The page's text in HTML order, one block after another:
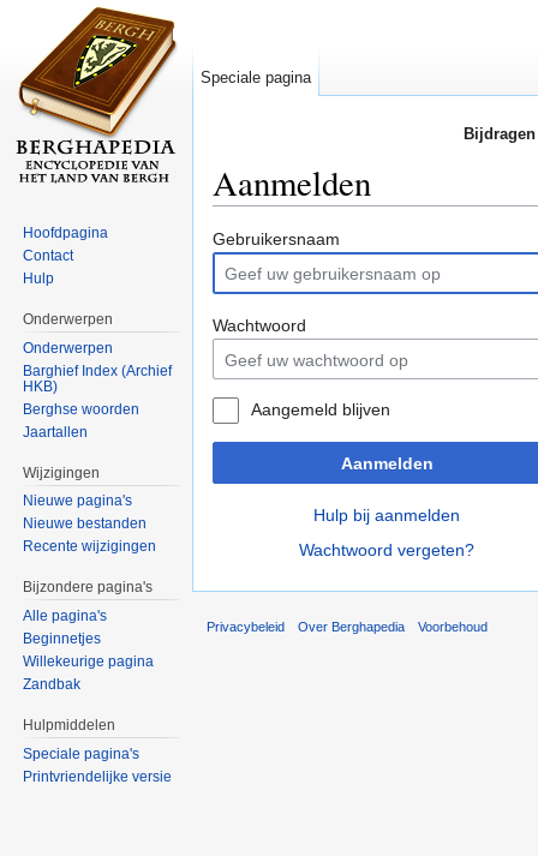
Aanmelden
Gebruikersnaam
Wachtwoord
Aangemeld blijven
Aanmelden
Hulp bij aanmelden
Wachtwoord vergeten?
Speciale pagina
Hoofdpagina
Contact
Hulp
Onderwerpen
Onderwerpen
Barghief Index (Archief
HKB)
Berghse woorden
Jaartallen
Wijzigingen
Nieuwe pagina's
Nieuwe bestanden
Recente wijzigingen
Bijzondere pagina's
Alle pagina's
Beginnetjes
Willekeurige pagina
Zandbak
Hulpmiddelen
Speciale pagina's
Printvriendelijke versie
Privacybeleid Over Berghapedia Voorbehoud